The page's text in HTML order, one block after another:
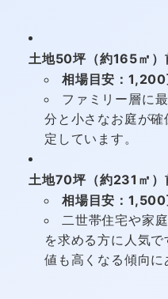
土地50坪（約165㎡）
相場目安：
ファミリー層に
分と小さなお庭が
定しています。
土地70坪（約231㎡）
相場目安：
二世帯住宅や家
を求める方に人気
値も高くなる傾向に